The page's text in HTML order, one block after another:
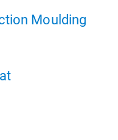
Moulding